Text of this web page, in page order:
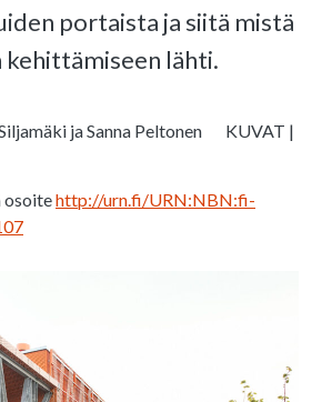
portaista ja siitä mistä
kehittämiseen lähti.
ja Sanna Peltonen
KUVAT |
osoitehttp://urn.fi/URN:NBN:fi-